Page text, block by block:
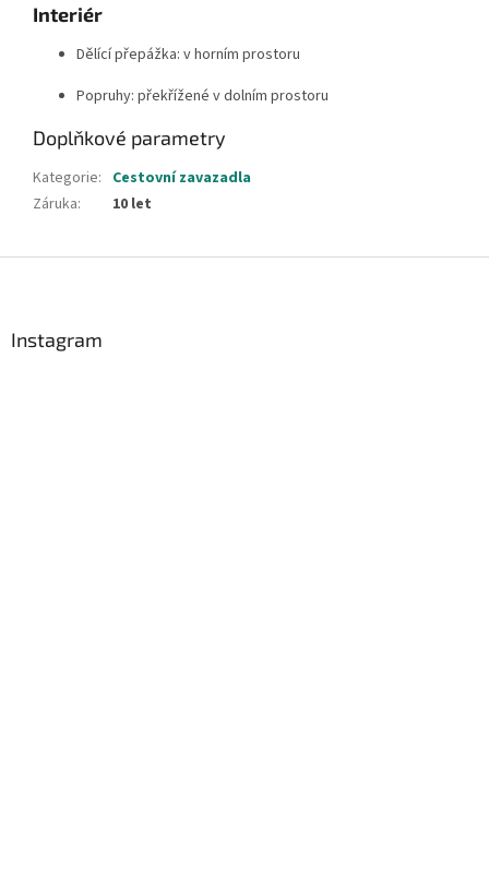
Interiér
Dělící přepážka: v horním prostoru
Popruhy: překřížené v dolním prostoru
Doplňkové parametry
Kategorie: Cestovní zavazadla
Záruka: 10 let
Instagram